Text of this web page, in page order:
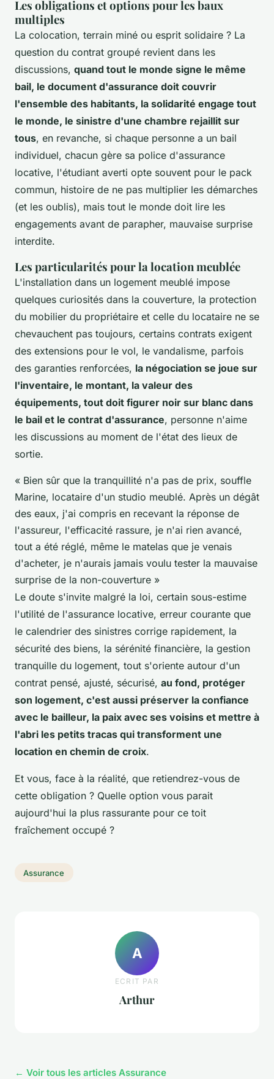
Les obligations et options pour les baux
multiples
La colocation, terrain miné ou esprit solidaire ? La
question du contrat groupé revient dans les
discussions, quand tout le monde signe le même
bail, le document d'assurance doit couvrir
l'ensemble des habitants, la solidarité engage tout
le monde, le sinistre d'une chambre rejaillit sur
tous, en revanche, si chaque personne a un bail
individuel, chacun gère sa police d'assurance
locative, l'étudiant averti opte souvent pour le pack
commun, histoire de ne pas multiplier les démarches
(et les oublis), mais tout le monde doit lire les
engagements avant de parapher, mauvaise surprise
interdite.
Les particularités pour la location meublée
L'installation dans un logement meublé impose
quelques curiosités dans la couverture, la protection
du mobilier du propriétaire et celle du locataire ne se
chevauchent pas toujours, certains contrats exigent
des extensions pour le vol, le vandalisme, parfois
des garanties renforcées, la négociation se joue sur
l'inventaire, le montant, la valeur des
équipements, tout doit figurer noir sur blanc dans
le bail et le contrat d'assurance, personne n'aime
les discussions au moment de l'état des lieux de
sortie.
« Bien sûr que la tranquillité n'a pas de prix, souffle
Marine, locataire d'un studio meublé. Après un dégât
des eaux, j'ai compris en recevant la réponse de
l'assureur, l'efficacité rassure, je n'ai rien avancé,
tout a été réglé, même le matelas que je venais
d'acheter, je n'aurais jamais voulu tester la mauvaise
surprise de la non-couverture »
Le doute s'invite malgré la loi, certain sous-estime
l'utilité de l'assurance locative, erreur courante que
le calendrier des sinistres corrige rapidement, la
sécurité des biens, la sérénité financière, la gestion
tranquille du logement, tout s'oriente autour d'un
contrat pensé, ajusté, sécurisé, au fond, protéger
son logement, c'est aussi préserver la confiance
avec le bailleur, la paix avec ses voisins et mettre à
l'abri les petits tracas qui transforment une
location en chemin de croix.
Et vous, face à la réalité, que retiendrez-vous de
cette obligation ? Quelle option vous parait
aujourd'hui la plus rassurante pour ce toit
fraîchement occupé ?
Assurance
A
ECRIT PAR
Arthur
← Voir tous les articles Assurance